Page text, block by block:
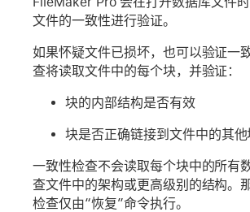
文件的一致性进行验证。
如果怀疑文件已损坏，也可以验证一
查将读取文件中的每个块，并验证：
块的内部结构是否有效
块是否正确链接到文件中的其他
一致性检查不会读取每个块中的所有
查文件中的架构或更高级别的结构。
检查仅由“恢复”命令执行。